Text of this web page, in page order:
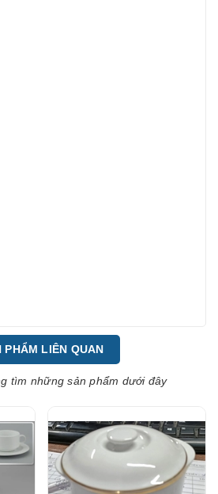
PHẨM LIÊN QUAN
tìm những sản phẩm dưới đây